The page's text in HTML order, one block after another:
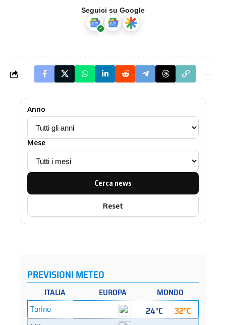
Seguici su Google
Anno
Mese
Cerca news
Reset